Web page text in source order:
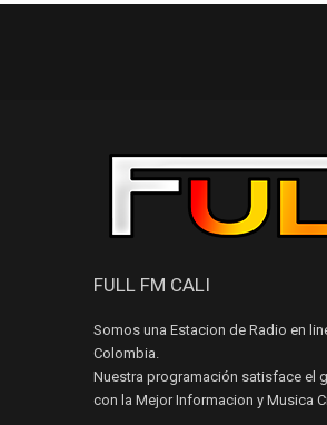
FULL FM CALI
Somos una Estacion de Radio en
Colombia.
Nuestra programación satisface el
con la Mejor Informacion y Musica